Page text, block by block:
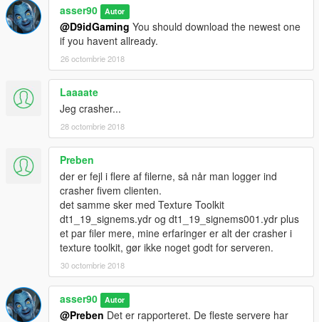
asser90 Autor
@D9idGaming You should download the newest one
if you havent allready.
26 octombrie 2018
Laaaate
Jeg crasher...
28 octombrie 2018
Preben
der er fejl i flere af filerne, så når man logger ind
crasher fivem clienten.
det samme sker med Texture Toolkit
dt1_19_signems.ydr og dt1_19_signems001.ydr plus
et par filer mere, mine erfaringer er alt der crasher i
texture toolkit, gør ikke noget godt for serveren.
30 octombrie 2018
asser90 Autor
@Preben Det er rapporteret. De fleste servere har